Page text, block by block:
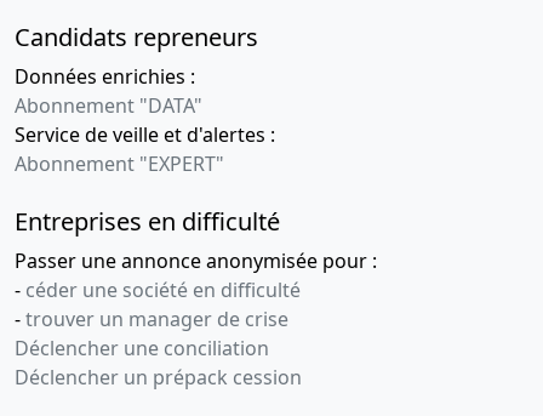
Candidats repreneurs
Données enrichies :
Abonnement "DATA"
Service de veille et d'alertes :
Abonnement "EXPERT"
Entreprises en difficulté
Passer une annonce anonymisée pour :
- céder une société en difficulté
-trouver un manager de crise
Déclencher une conciliation
Déclencher un prépack cession